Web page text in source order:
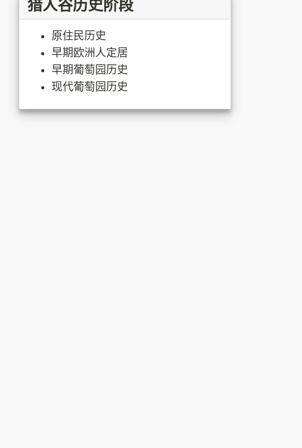
猎人谷历史阶段
原住民历史
早期欧洲人定居
早期葡萄园历史
现代葡萄园历史